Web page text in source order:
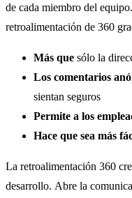
de cada miembro del
retroalimentación de 360
Más que sólo la
Los comentarios
sientan seguros
Permite a los
Hace que sea más
La retroalimentación 360
desarrollo. Abre la